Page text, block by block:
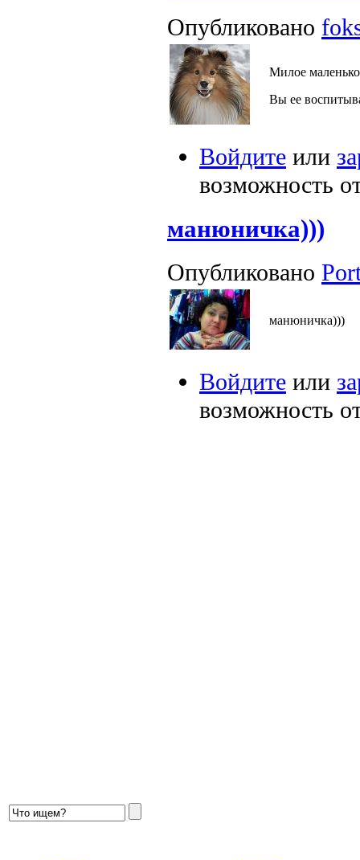
Опубликовано
Милое
Вы ее
Войдите или
возможность
манюничка)))
Опубликовано
манюничка)))
Войдите или
возможность